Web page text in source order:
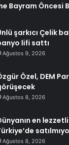
Bayram Öncesi
şarkıcı Çelik
lifi sattı
Ağustos 9, 2026
Özel, DEM
Ağustos 8, 2026
en
Ağustos 8, 2026